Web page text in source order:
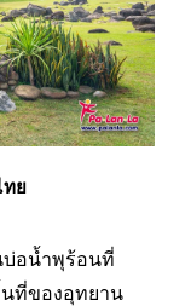
ทย
บ่อน้ำพุร้อนที่
ที่ของอุทยาน